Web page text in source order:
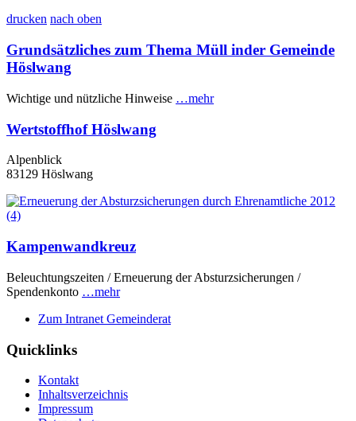
drucken nach oben
Grundsätzliches zum Thema Müll inder Gemeinde
Höslwang
Wichtige und nützliche Hinweise …mehr
Wertstoffhof Höslwang
Alpenblick
83129 Höslwang
Kampenwandkreuz
Beleuchtungszeiten / Erneuerung der Absturzsicherungen /
Spendenkonto …mehr
Zum Intranet Gemeinderat
Quicklinks
Kontakt
Inhaltsverzeichnis
Impressum